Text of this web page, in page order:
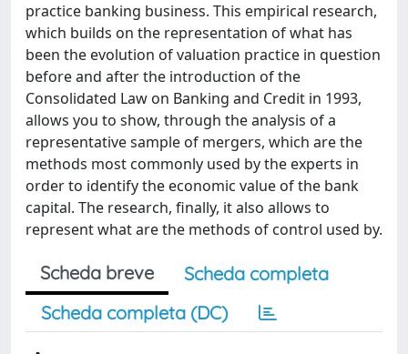
practice banking business. This empirical research,
which builds on the representation of what has
been the evolution of valuation practice in question
before and after the introduction of the
Consolidated Law on Banking and Credit in 1993,
allows you to show, through the analysis of a
representative sample of mergers, which are the
methods most commonly used by the experts in
order to identify the economic value of the bank
capital. The research, finally, it also allows to
represent what are the methods of control used by.
Scheda breve
Scheda completa
Scheda completa (DC)